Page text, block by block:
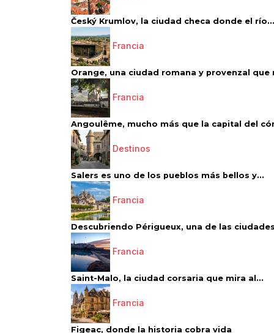
Český Krumlov, la ciudad checa donde el río...
Francia
Orange, una ciudad romana y provenzal que
Francia
Angoulême, mucho más que la capital del
Destinos
Salers es uno de los pueblos más bellos y...
Francia
Descubriendo Périgueux, una de las
Francia
Saint-Malo, la ciudad corsaria que mira al...
Francia
Figeac, donde la historia cobra vida